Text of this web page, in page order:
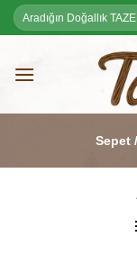
Skip
to
Ara:
Sepet /